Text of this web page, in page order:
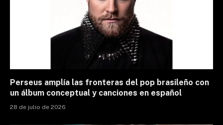
Perseus amplía las fronteras del pop brasileño con
un álbum conceptual y canciones en español
28 de julio de 2026